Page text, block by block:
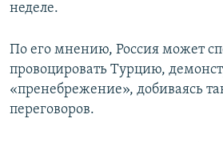
неделе.
По его мнению, Россия может
провоцировать Турцию,
«пренебрежение», добиваясь
переговоров.